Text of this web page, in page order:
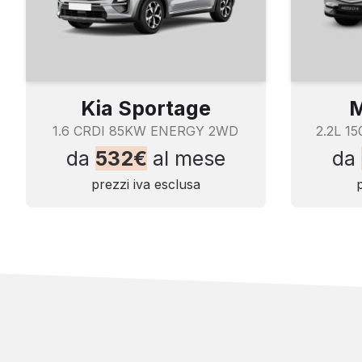
Specchio retrovisore interno con sistema elettrico
Tasca a rete nel tunnel centrale
Volante regolabile
Nessun accessorio presente in questa categoria
Kia Sportage
1.6 CRDI 85KW ENERGY 2WD
da 532€ al mese
prezzi iva esclusa
2.2L
da